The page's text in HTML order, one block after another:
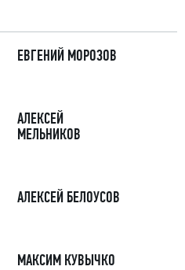
ЕВГЕНИЙ МОРОЗОВ
АЛЕКСЕЙ
МЕЛЬНИКОВ
АЛЕКСЕЙ БЕЛОУСОВ
МАКСИМ КУВЫЧКО